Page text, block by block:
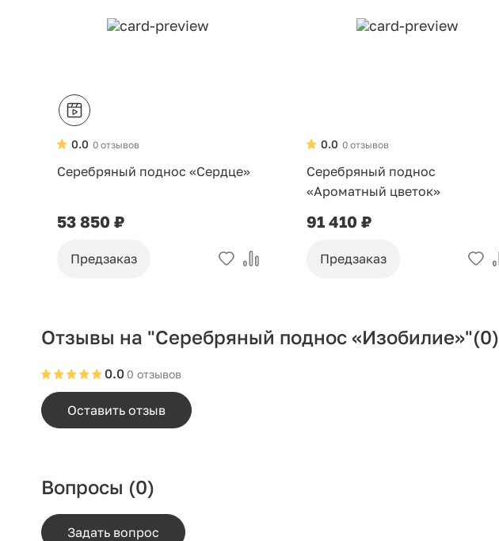
0 отзывов
0.0
Серебряный поднос «Сердце»
53 850 ₽
Предзаказ
0 отзывов
0.0
Серебряный поднос
«Ароматный цветок»
91 410 ₽
Предзаказ
Отзывы на "Серебряный поднос «Изобилие»"(0)
0 отзывов
0.0
Оставить отзыв
Вопросы (0)
Задать вопрос